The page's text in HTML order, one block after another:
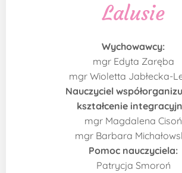
Lalusie
Wychowawcy:
mgr Edyta Zaręba
mgr Wioletta Jabłecka-
Nauczyciel
kształcenie
mgr Magdalena Cisoń
mgr Barbara
Pomoc nauczyciela:
Patrycja Smoroń